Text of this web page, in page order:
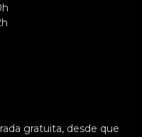
gratuita, desde que